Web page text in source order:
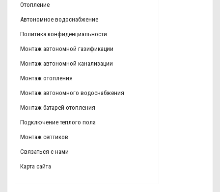
Отопление
Автономное водоснабжение
Политика конфиденциальности
Монтаж автономной газификации
Монтаж автономной канализации
Монтаж отопления
Монтаж автономного водоснабжения
Монтаж батарей отопления
Подключение теплого пола
Монтаж септиков
Связаться с нами
Карта сайта